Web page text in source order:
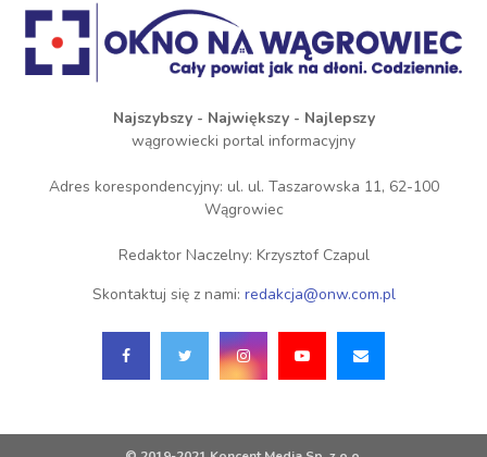
Najszybszy - Największy - Najlepszy
wągrowiecki portal informacyjny
Adres korespondencyjny: ul. ul. Taszarowska 11, 62-100
Wągrowiec
Redaktor Naczelny: Krzysztof Czapul
Skontaktuj się z nami: redakcja@onw.com.pl